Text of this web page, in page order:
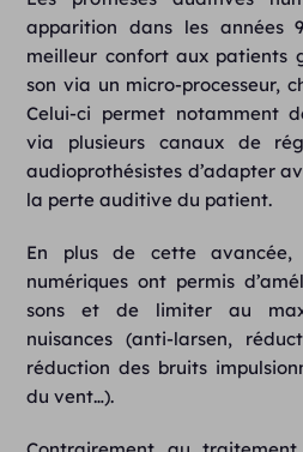
apparition dans les années
meilleur confort aux patients
son via un micro-processeur,
Celui-ci permet notamment
via plusieurs canaux de
audioprothésistes d’adapter
la perte auditive du patient.
En plus de cette avancée,
numériques ont permis
sons et de limiter au
nuisances (anti-larsen,
réduction des bruits
du vent…).